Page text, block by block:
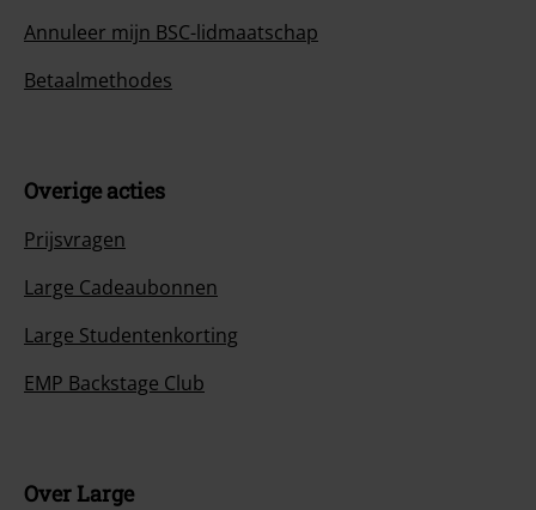
Annuleer mijn BSC-lidmaatschap
Betaalmethodes
Overige acties
Prijsvragen
Large Cadeaubonnen
Large Studentenkorting
EMP Backstage Club
Over Large